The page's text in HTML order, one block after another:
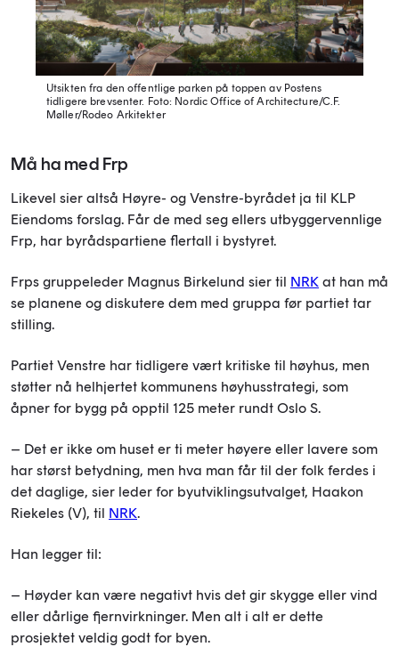
Utsikten fra den offentlige parken på toppen av Postens
tidligere brevsenter. Foto: Nordic Office of Architecture/C.F.
Møller/Rodeo Arkitekter
Må ha med Frp
Likevel sier altså Høyre- og Venstre-byrådet ja til KLP
Eiendoms forslag. Får de med seg ellers utbyggervennlige
Frp, har byrådspartiene flertall i bystyret.
Frps gruppeleder Magnus Birkelund sier til NRK at han må
se planene og diskutere dem med gruppa før partiet tar
stilling.
Partiet Venstre har tidligere vært kritiske til høyhus, men
støtter nå helhjertet kommunens høyhusstrategi, som
åpner for bygg på opptil 125 meter rundt Oslo S.
– Det er ikke om huset er ti meter høyere eller lavere som
har størst betydning, men hva man får til der folk ferdes i
det daglige, sier leder for byutviklingsutvalget, Haakon
Riekeles (V), til NRK.
Han legger til:
– Høyder kan være negativt hvis det gir skygge eller vind
eller dårlige fjernvirkninger. Men alt i alt er dette
prosjektet veldig godt for byen.